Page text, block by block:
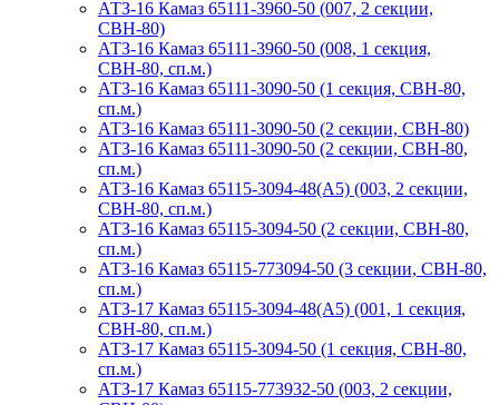
АТЗ-16 Камаз 65111-3960-50 (007, 2 секции,
СВН-80)
АТЗ-16 Камаз 65111-3960-50 (008, 1 секция,
СВН-80, сп.м.)
АТЗ-16 Камаз 65111-3090-50 (1 секция, СВН-80,
сп.м.)
АТЗ-16 Камаз 65111-3090-50 (2 секции, СВН-80)
АТЗ-16 Камаз 65111-3090-50 (2 секции, СВН-80,
сп.м.)
АТЗ-16 Камаз 65115-3094-48(A5) (003, 2 секции,
СВН-80, сп.м.)
АТЗ-16 Камаз 65115-3094-50 (2 секции, СВН-80,
сп.м.)
АТЗ-16 Камаз 65115-773094-50 (3 секции, СВН-80,
сп.м.)
АТЗ-17 Камаз 65115-3094-48(A5) (001, 1 секция,
СВН-80, сп.м.)
АТЗ-17 Камаз 65115-3094-50 (1 секция, СВН-80,
сп.м.)
АТЗ-17 Камаз 65115-773932-50 (003, 2 секции,